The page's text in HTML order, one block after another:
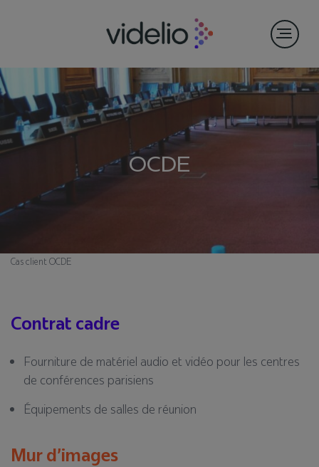
OCDE
Cas client OCDE
Contrat cadre
Fourniture de matériel audio et vidéo pour les centres
de conférences parisiens
Équipements de salles de réunion
Mur d’images